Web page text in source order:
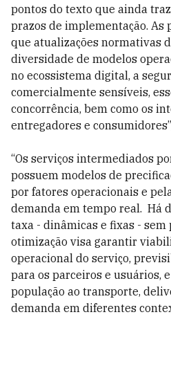
pontos do texto que ainda
prazos de implementação. As
que atualizações normativas
diversidade de modelos
no ecossistema digital, a
comercialmente sensíveis,
concorrência, bem como os
entregadores e
“Os serviços intermediados
possuem modelos de
por fatores operacionais e
demanda em tempo real. Há
taxa - dinâmicas e fixas -
otimização visa garantir
operacional do serviço,
para os parceiros e usuários,
população ao transporte,
demanda em diferentes